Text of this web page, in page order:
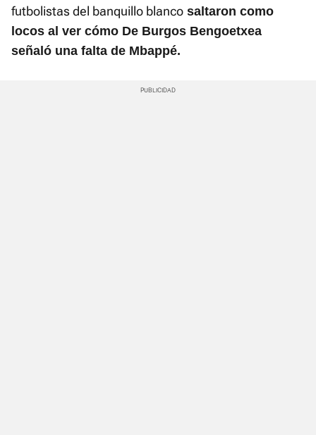
futbolistas del banquillo blanco saltaron como
locos al ver cómo De Burgos Bengoetxea
señaló una falta de Mbappé.